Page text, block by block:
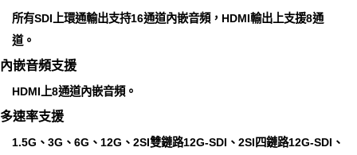
所有SDI上環通輸出支持16通道內嵌音頻，HDMI輸出上支援8通
道。
內嵌音頻支援
HDMI上8通道內嵌音頻。
多速率支援
1.5G、3G、6G、12G、2SI雙鏈路12G‑SDI、2SI四鏈路12G‑SDI、